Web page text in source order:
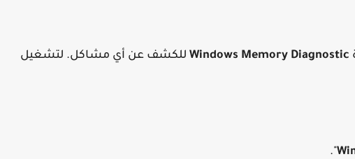
Windows Memory Diagnostic للكشف عن أي مشاكل. لتشغيل
".